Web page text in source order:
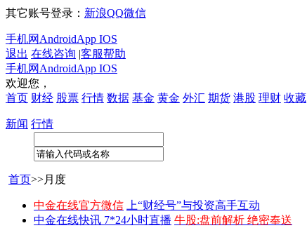
其它账号登录： 新浪QQ微信
手机网 AndroidApp IOS
退出 在线咨询 |客服帮助
手机网 AndroidApp IOS
欢迎您，
首页 财经 股票 行情 数据 基金 黄金 外汇 期货 港股 理财 收藏
新闻 行情
首页>>月度
中金在线官方微信
上“财经号”与投资高手互动
中金在线快讯 7*24小时直播 牛股:盘前解析 绝密奉送